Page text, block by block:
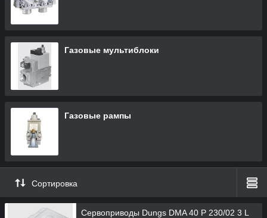
Газовые мультиблоки
Газовые рампы
Сортировка
Сервоприводы Dungs DMA 40 P 230/02 3 L